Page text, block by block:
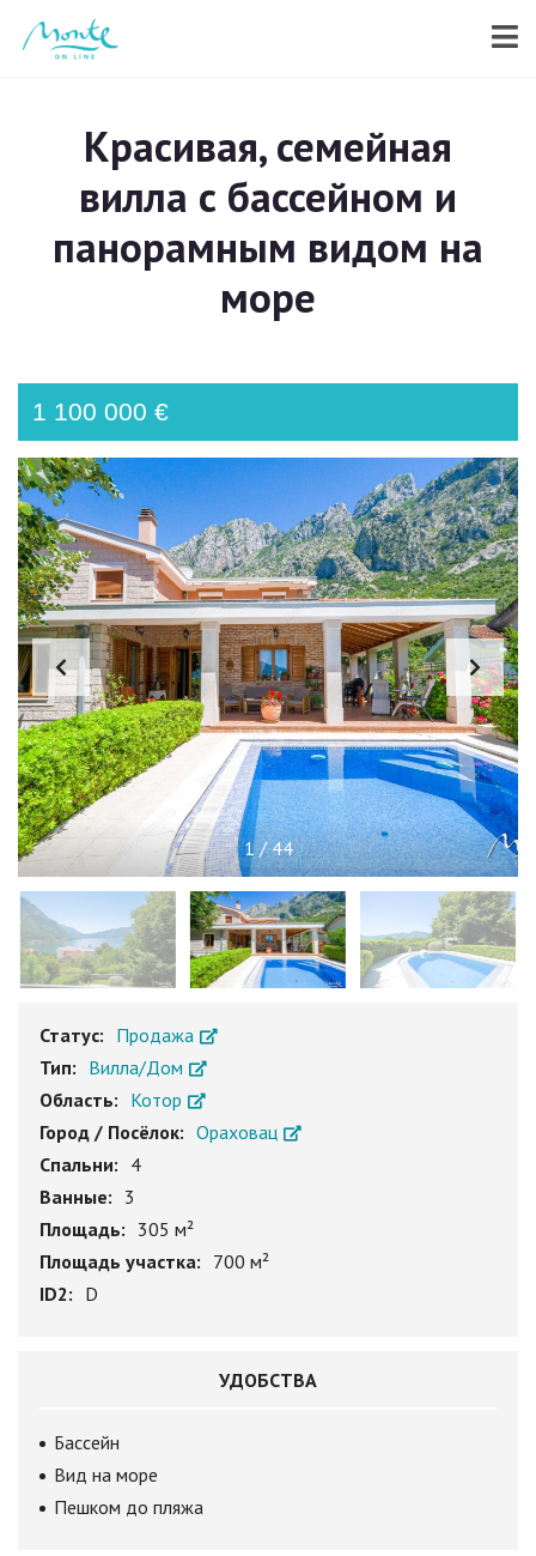
Красивая, семейная
вилла с бассейном и
панорамным видом на
море
1 100 000 €
1/44
Статус: Продажа
Тип: Вилла/Дом
Область: Котор
Город / Посёлок: Ораховац
Спальни: 4
Ванные: 3
Площадь: 305 м²
Площадь участка: 700 м²
ID2: D
УДОБСТВА
Бассейн
Вид на море
Пешком до пляжа